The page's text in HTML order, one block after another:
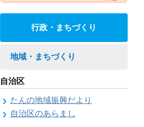
行政・まちづくり
地域・まちづくり
自治区
たんの地域振興だより
自治区のあらまし